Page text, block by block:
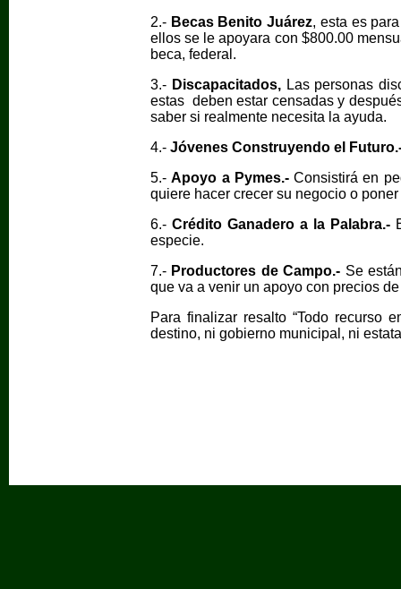
2.- Becas Benito Juárez, esta es
ellos se le apoyara con $800.00
beca, federal.
3.- Discapacitados, Las personas
estas deben estar censadas y
saber si realmente necesita la ayuda.
4.- Jóvenes Construyendo el
5.-Apoyo a Pymes.-Consistirá en
quiere hacer crecer su negocio o
6.- Crédito Ganadero a la Palabra.-
especie.
7.- Productores de Campo.- Se
que va a venir un apoyo con precios
Para finalizar resalto “Todo recurso
destino, ni gobierno municipal, ni